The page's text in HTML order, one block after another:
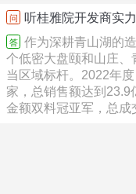
问 听桂雅院开发商实
答
作为深耕青山湖的
个低密大盘颐和山庄、
当区域标杆。2022年
家，总销售额达到23.9
金额双料冠亚军，总